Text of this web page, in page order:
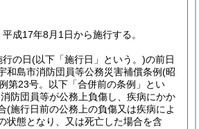
成17年8月1日から施行する。
行の日(以下「施行日」という。)の前日
和島市消防団員等公務災害補償条例(昭
第23号。以下「合併前の条例」とい
防団員等が公務上負傷し、疾病にかか
(施行日前の公務上の負傷又は疾病によ
状態となり、又は死亡した場合を含